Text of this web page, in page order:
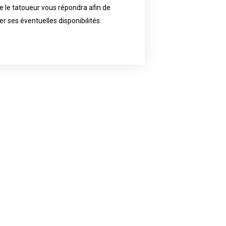
le tatoueur vous répondra afin de
ses éventuelles disponibilités.
the artist of your choice because
demand and will have planned